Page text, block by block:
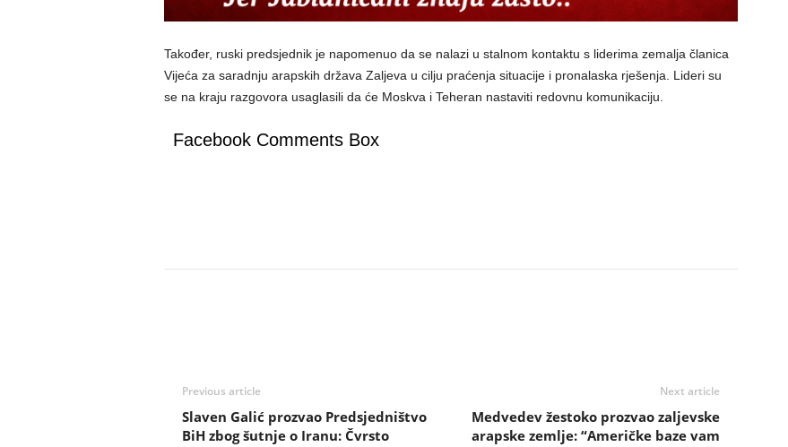
Također, ruski predsjednik je napomenuo da se nalazi u stalnom kontaktu s liderima zemalja članica
Vijeća za saradnju arapskih država Zaljeva u cilju praćenja situacije i pronalaska rješenja. Lideri su
se na kraju razgovora usaglasili da će Moskva i Teheran nastaviti redovnu komunikaciju.
Facebook Comments Box
Previous article
Slaven Galić prozvao Predsjedništvo
BiH zbog šutnje o Iranu: Čvrsto
Next article
Medvedev žestoko prozvao zaljevske
arapske zemlje: “Američke baze vam